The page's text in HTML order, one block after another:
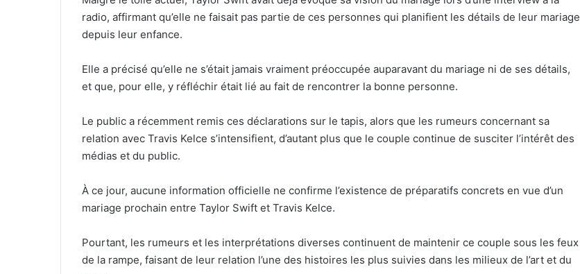
radio, affirmant qu’elle ne faisait pas partie de ces personnes qui planifient les détails de leur mariage
depuis leur enfance.
Elle a précisé qu’elle ne s’était jamais vraiment préoccupée auparavant du mariage ni de ses détails,
et que, pour elle, y réfléchir était lié au fait de rencontrer la bonne personne.
Le public a récemment remis ces déclarations sur le tapis, alors que les rumeurs concernant sa
relation avec Travis Kelce s’intensifient, d’autant plus que le couple continue de susciter l’intérêt des
médias et du public.
À ce jour, aucune information officielle ne confirme l’existence de préparatifs concrets en vue d’un
mariage prochain entre Taylor Swift et Travis Kelce.
Pourtant, les rumeurs et les interprétations diverses continuent de maintenir ce couple sous les feux
de la rampe, faisant de leur relation l’une des histoires les plus suivies dans les milieux de l’art et du